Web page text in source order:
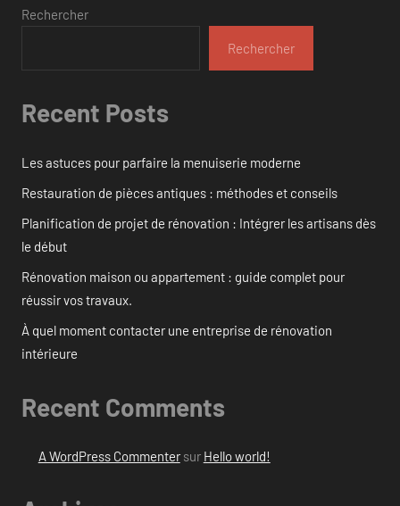
Rechercher
Rechercher
Recent Posts
Les astuces pour parfaire la menuiserie moderne
Restauration de pièces antiques : méthodes et conseils
Planification de projet de rénovation : Intégrer les artisans dès
le début
Rénovation maison ou appartement : guide complet pour
réussir vos travaux.
À quel moment contacter une entreprise de rénovation
intérieure
Recent Comments
A WordPress Commentersur Hello world!